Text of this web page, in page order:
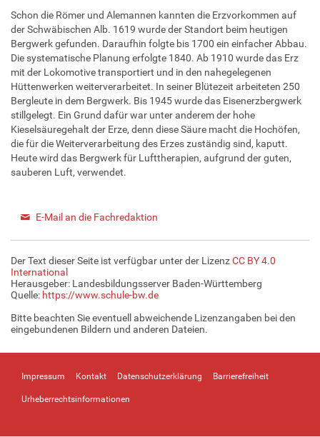
Schon die Römer und Alemannen kannten die Erzvorkommen auf
der Schwäbischen Alb. 1619 wurde der Standort beim heutigen
Bergwerk gefunden. Daraufhin folgte bis 1700 ein einfacher Abbau.
Die systematische Planung erfolgte 1840. Ab 1910 wurde das Erz
mit der Lokomotive transportiert und in den nahegelegenen
Hüttenwerken weiterverarbeitet. In seiner Blütezeit arbeiteten 250
Bergleute in dem Bergwerk. Bis 1945 wurde das Eisenerzbergwerk
stillgelegt. Ein Grund dafür war unter anderem der hohe
Kieselsäuregehalt der Erze, denn diese Säure macht die Hochöfen,
die für die Weiterverarbeitung des Erzes zuständig sind, kaputt.
Heute wird das Bergwerk für Lufttherapien, aufgrund der guten,
sauberen Luft, verwendet.
E-Mail an die Fachredaktion
Der Text dieser Seite ist verfügbar unter der LizenzCC BY 4.0
International
Herausgeber: Landesbildungsserver Baden-Württemberg
Quelle: https://www.schule-bw.de
Bitte beachten Sie eventuell abweichende Lizenzangaben bei den
eingebundenen Bildern und anderen Dateien.
Impressum Kontakt Datenschutzerklärung Barrierefreiheit
Urheberrechtsinformationen